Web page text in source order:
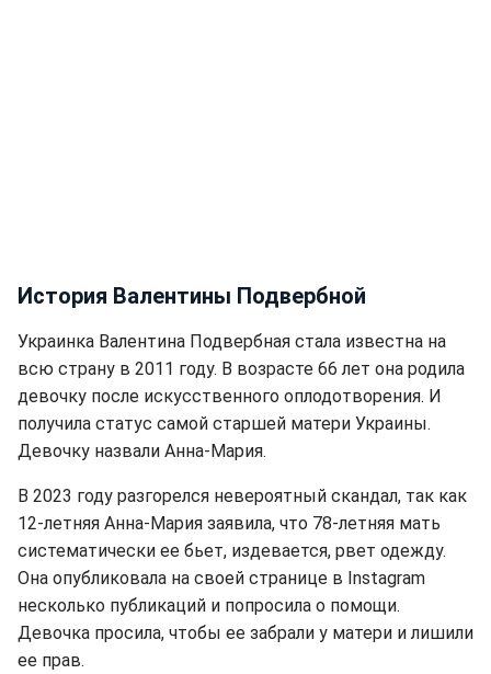
История Валентины Подвербной
Украинка Валентина Подвербная стала известна на
всю страну в 2011 году. В возрасте 66 лет она родила
девочку после искусственного оплодотворения. И
получила статус самой старшей матери Украины.
Девочку назвали Анна-Мария.
В 2023 году разгорелся невероятный скандал, так как
12-летняя Анна-Мария заявила, что 78-летняя мать
систематически ее бьет, издевается, рвет одежду.
Она опубликовала на своей странице в Instagram
несколько публикаций и попросила о помощи.
Девочка просила, чтобы ее забрали у матери и лишили
ее прав.